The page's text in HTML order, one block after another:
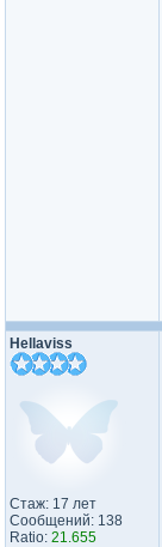
Hellaviss
Стаж: 17 лет
Сообщений: 138
Ratio: 21.655